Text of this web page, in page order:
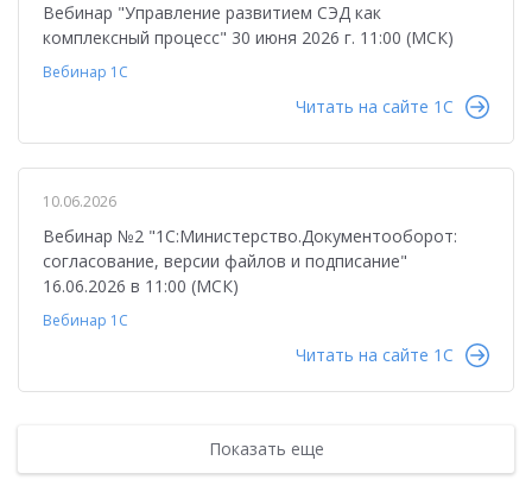
Вебинар "Управление развитием СЭД как
комплексный процесс" 30 июня 2026 г. 11:00 (МСК)
Вебинар 1С
Читать на сайте 1C
10.06.2026
Вебинар №2 "1С:Министерство.Документооборот:
согласование, версии файлов и подписание"
16.06.2026 в 11:00 (МСК)
Вебинар 1С
Читать на сайте 1C
Показать еще